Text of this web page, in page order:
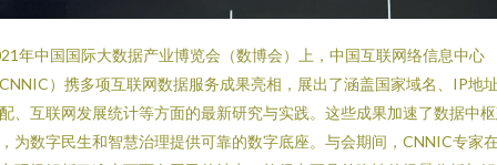
年中国国际大数据产业博览会（数博会）上，中国互联网络信息中心
）携多项互联网数据服务成果亮相，展出了涵盖国家域名、IP地
、互联网发展统计等方面的最新研究与实践。这些成果加速了数据中
为数字民生和智慧治理提供可靠的数字底座。与会期间，CNNIC专家